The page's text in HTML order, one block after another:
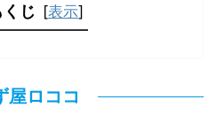
くじ [表示]
屋ロココ